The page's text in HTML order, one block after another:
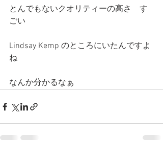
とんでもないクオリティーの高さ　す
ごい
Lindsay Kemp のところにいたんですよ
ね
なんか分かるなぁ